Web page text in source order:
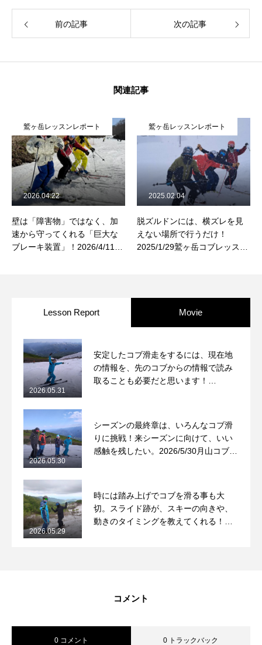
前の記事 次の記事
関連記事
鷲ヶ岳レッスンレポート
壁は「障害物」ではなく、加
速から守ってくれる「巨大な
ブレーキ装置」！2026/4/11高
2026.04.22
鷲ヶ岳レッスンレポート
脱ズルドンには、横ズレを見
えない場所で行うだけ！
2025/1/29鷲ヶ岳コブレッスン
2025.02.04
Lesson Report Movie
安定したコブ滑走をするには、現在地
の情報を、先のコブからの情報で読み
取ることも必要だと思います！
2026.05.31
シーズンの最終章は、いろんなコブ滑
りに挑戦！来シーズンに向けて、いい
感触を残したい。2026/5/30月山コブレ
2026.05.30
時には踏み上げでコブを滑る事も大
切。スライド跡が、スキーの向きや、
動きのタイミングを教えてくれる！
2026.05.29
コメント
0 コメント 0 トラックバック